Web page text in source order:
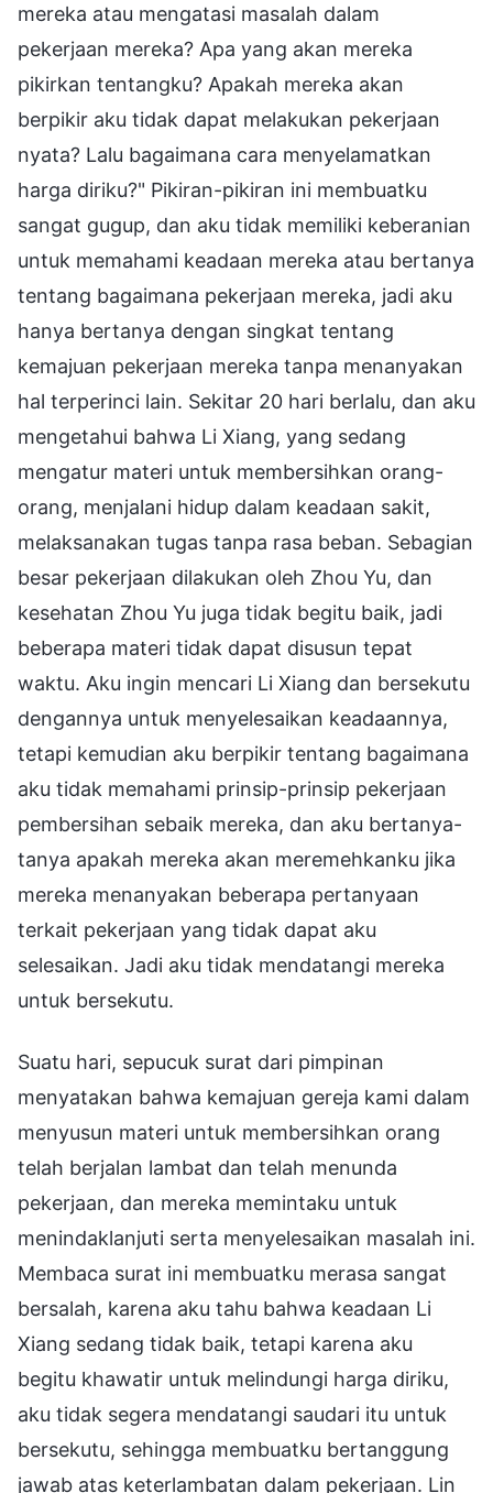
mereka atau mengatasi masalah dalam
pekerjaan mereka? Apa yang akan mereka
pikirkan tentangku? Apakah mereka akan
berpikir aku tidak dapat melakukan pekerjaan
nyata? Lalu bagaimana cara menyelamatkan
harga diriku?" Pikiran-pikiran ini membuatku
sangat gugup, dan aku tidak memiliki keberanian
untuk memahami keadaan mereka atau bertanya
tentang bagaimana pekerjaan mereka, jadi aku
hanya bertanya dengan singkat tentang
kemajuan pekerjaan mereka tanpa menanyakan
hal terperinci lain. Sekitar 20 hari berlalu, dan aku
mengetahui bahwa Li Xiang, yang sedang
mengatur materi untuk membersihkan orang-
orang, menjalani hidup dalam keadaan sakit,
melaksanakan tugas tanpa rasa beban. Sebagian
besar pekerjaan dilakukan oleh Zhou Yu, dan
kesehatan Zhou Yu juga tidak begitu baik, jadi
beberapa materi tidak dapat disusun tepat
waktu. Aku ingin mencari Li Xiang dan bersekutu
dengannya untuk menyelesaikan keadaannya,
tetapi kemudian aku berpikir tentang bagaimana
aku tidak memahami prinsip-prinsip pekerjaan
pembersihan sebaik mereka, dan aku bertanya-
tanya apakah mereka akan meremehkanku jika
mereka menanyakan beberapa pertanyaan
terkait pekerjaan yang tidak dapat aku
selesaikan. Jadi aku tidak mendatangi mereka
untuk bersekutu.
Suatu hari, sepucuk surat dari pimpinan
menyatakan bahwa kemajuan gereja kami dalam
menyusun materi untuk membersihkan orang
telah berjalan lambat dan telah menunda
pekerjaan, dan mereka memintaku untuk
menindaklanjuti serta menyelesaikan masalah ini.
Membaca surat ini membuatku merasa sangat
bersalah, karena aku tahu bahwa keadaan Li
Xiang sedang tidak baik, tetapi karena aku
begitu khawatir untuk melindungi harga diriku,
aku tidak segera mendatangi saudari itu untuk
bersekutu, sehingga membuatku bertanggung
jawab atas keterlambatan dalam pekerjaan. Lin